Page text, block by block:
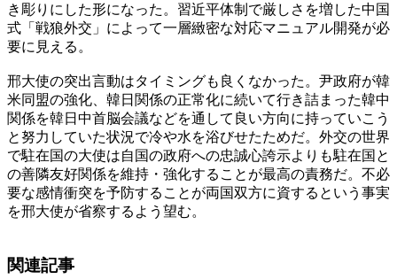
き彫りにした形になった。習近平体制で厳しさを増した中国
式「戦狼外交」によって一層緻密な対応マニュアル開発が必
要に見える。
邢大使の突出言動はタイミングも良くなかった。尹政府が韓
米同盟の強化、韓日関係の正常化に続いて行き詰まった韓中
関係を韓日中首脳会議などを通して良い方向に持っていこう
と努力していた状況で冷や水を浴びせたためだ。外交の世界
で駐在国の大使は自国の政府への忠誠心誇示よりも駐在国と
の善隣友好関係を維持・強化することが最高の責務だ。不必
要な感情衝突を予防することが両国双方に資するという事実
を邢大使が省察するよう望む。
関連記事